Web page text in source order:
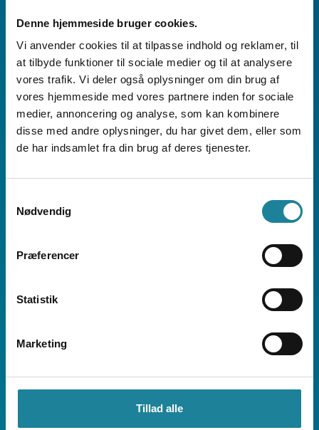
Denne hjemmeside bruger cookies.
Vi anvender cookies til at tilpasse indhold og reklamer, til
at tilbyde funktioner til sociale medier og til at analysere
vores trafik. Vi deler også oplysninger om din brug af
vores hjemmeside med vores partnere inden for sociale
medier, annoncering og analyse, som kan kombinere
disse med andre oplysninger, du har givet dem, eller som
de har indsamlet fra din brug af deres tjenester.
Nødvendig
Præferencer
Statistik
Marketing
Tillad alle
Stærkere compliance og risikostyring
Automatisk og ensartet dokumentation
af rådgivning sikrer overholdelse af
lovgivning.
Mindre administration – mere rådgivning
journalisering og kan fokusere på
kundeoplevelsen.